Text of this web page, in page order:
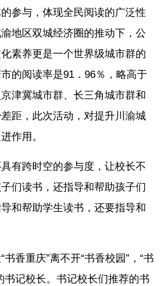
参与，体现全民阅读的广泛性
地区双城经济圈的推动下，公
素养更是一个世界级城市群的
的阅读率是91．96％，略高于
津冀城市群、长三角城市群和
距，此次活动，对提升川渝城
作用。
有跨时空的参与度，让校长不
们读书，还指导和帮助孩子们
和帮助学生读书，还要指导和
香重庆”离不开“书香校园”，“书
书记校长。书记校长们推荐的书